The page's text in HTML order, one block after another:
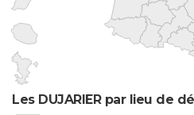
Les DUJARIER par lieu de